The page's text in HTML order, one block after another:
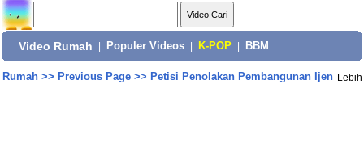
Video Rumah Populer Videos K-POP BBM
Rumah>> Previous Page>> Petisi Penolakan Pembangunan Ijen Lebih